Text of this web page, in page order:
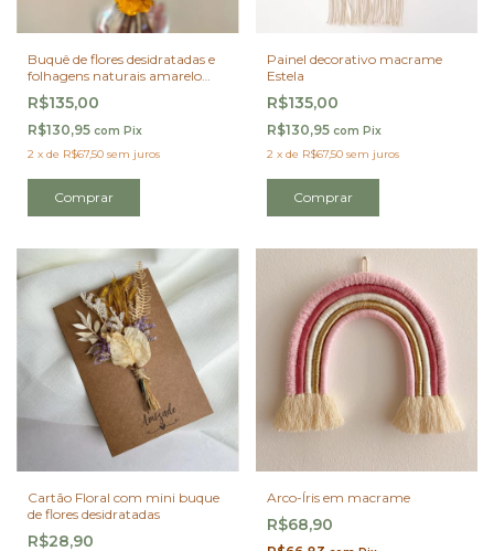
Buquê de flores desidratadas e
folhagens naturais amarelo
com nude
R$135,00
R$130,95 com Pix
2 x de R$67,50 sem juros
Painel decorativo macrame
Estela
R$135,00
R$130,95 com Pix
2 x de R$67,50 sem juros
Cartão Floral com mini buque
de flores desidratadas
R$28,90
Arco-Íris em macrame
R$68,90